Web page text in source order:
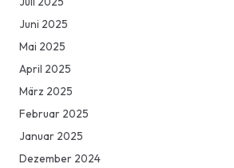
Juni 2025
Mai 2025
April 2025
März 2025
Februar 2025
Januar 2025
Dezember 2024